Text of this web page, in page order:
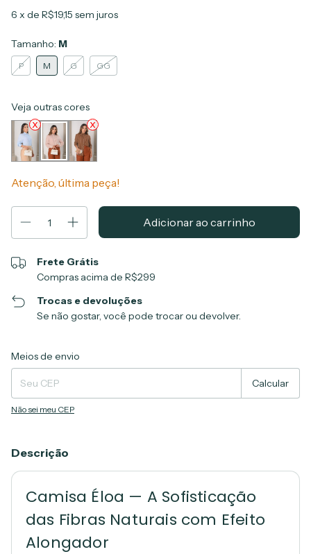
6 x de R$19,15 sem juros
Tamanho: M
P M G GG
Veja outras cores
Atenção, última peça!
Frete Grátis
Compras acima de R$299
Trocas e devoluções
Se não gostar, você pode trocar ou devolver.
Entregas para o CEP:
Meios de envio
Calcular
Não sei meu CEP
Descrição
Camisa Éloa — A Sofisticação
das Fibras Naturais com Efeito
Alongador